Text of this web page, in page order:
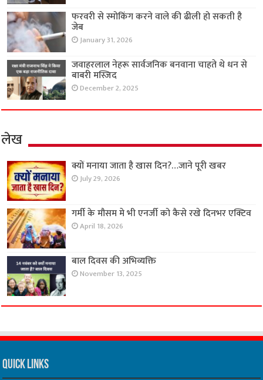
फरवरी से स्मोकिंग करने वाले की ढीली हो सकती है
जेब
January 31, 2026
जवाहरलाल नेहरू सार्वजनिक बनवाना चाहते थे धन से
बाबरी मस्जिद
December 2, 2025
लेख
क्यों मनाया जाता है खास दिन?…जाने पूरी खबर
July 29, 2026
गर्मी के मौसम मे भी एनर्जी को कैसे रखे दिनभर एक्टिव
April 18, 2026
बाल दिवस की अभिव्यक्ति
November 13, 2025
Quick Links